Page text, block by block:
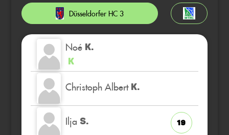
Düsseldorfer HC 3
Noé K.
K
Christoph Albert K.
Ilja S. 19